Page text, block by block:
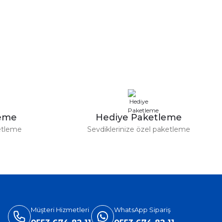
Hediye Paketleme
Sevdiklerinize özel paketleme
Müşteri Hizmetleri WhatsApp Sipariş